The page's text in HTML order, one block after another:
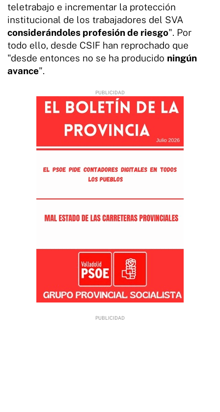
teletrabajo e incrementar la protección
institucional de los trabajadores del SVA
considerándoles profesión de riesgo". Por
todo ello, desde CSIF han reprochado que
"desde entonces no se ha producido ningún
avance".